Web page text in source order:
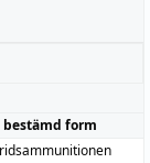
bestämd form